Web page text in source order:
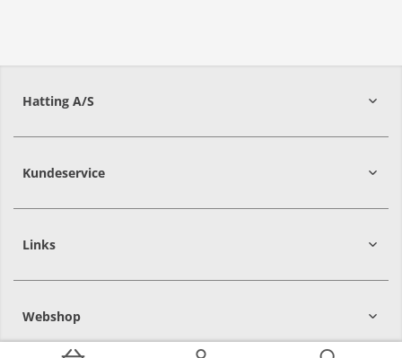
Hatting A/S
8700Horsens
Kundeservice
Links
Webshop